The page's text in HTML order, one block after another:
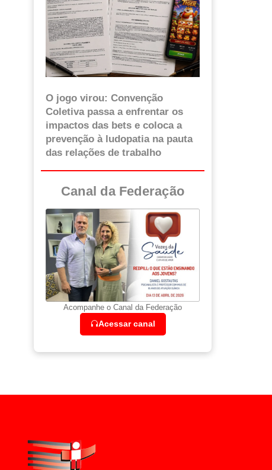
O jogo virou: Convenção
Coletiva passa a enfrentar os
impactos das bets e coloca a
prevenção à ludopatia na pauta
das relações de trabalho
Canal da Federação
Acompanhe o Canal da Federação
Acessar canal